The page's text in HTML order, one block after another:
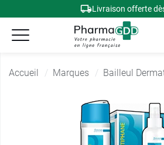
Livraison offerte
Accueil Marques Bailleul